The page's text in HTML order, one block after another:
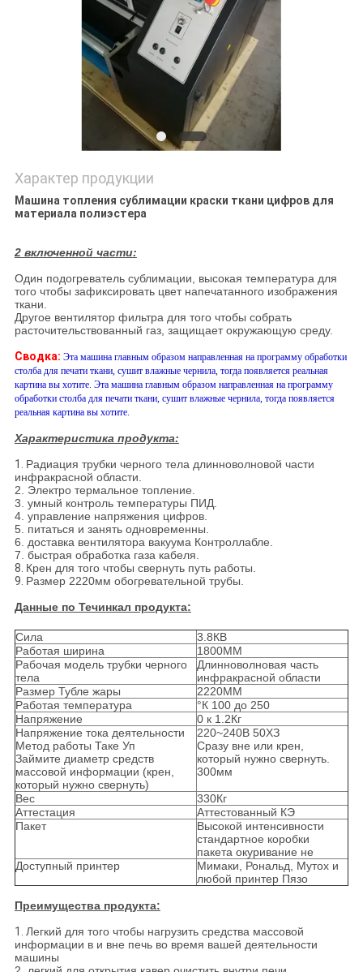
ПОЛИТИКА
КОНФИДЕНЦИАЛЬНОСТИ
Характер продукции
Машина топления сублимации краски ткани цифров для
материала полиэстера
2 включенной части:
Один подогреватель сублимации, высокая температура для
того чтобы зафиксировать цвет напечатанного изображения
ткани.
Другое вентилятор фильтра для того чтобы собрать
расточительствованный газ, защищает окружающую среду.
Сводка: Эта машина главным образом направленная на программу обработки
столба для печати ткани, сушит влажные чернила, тогда появляется реальная
картина вы хотите. Эта машина главным образом направленная на программу
обработки столба для печати ткани, сушит влажные чернила, тогда появляется
реальная картина вы хотите.
Характеристика продукта:
1. Радиация трубки черного тела длинноволновой части
инфракрасной области.
2. Электро термальное топление.
3. умный контроль температуры ПИД.
4. управление напряжения цифров.
5. питаться и занять одновременны.
6. доставка вентилятора вакуума Контроллабле.
7. быстрая обработка газа кабеля.
8. Крен для того чтобы свернуть путь работы.
9. Размер 2220мм обогревательной трубы.
Данные по Течинкал продукта:
Сила
3.8КВ
Работая ширина
1800ММ
Рабочая модель трубки черного
тела
Длинноволновая часть
инфракрасной области
Размер Тубле жары
2220ММ
Работая температура
°К 100 до 250
Напряжение
0 к 1.2Кг
Напряжение тока деятельности
Метод работы Таке Уп
Займите диаметр средств
массовой информации (крен,
который нужно свернуть)
220~240В 50ХЗ
Сразу вне или крен,
который нужно свернуть.
300мм
Вес
330Кг
Аттестация
Аттестованный КЭ
Пакет
Высокой интенсивности
стандартное коробки
пакета окуривание не
Доступный принтер
Мимаки, Рональд, Мутох и
любой принтер Пязо
Преимущества продукта:
1. Легкий для того чтобы нагрузить средства массовой
информации в и вне печь во время вашей деятельности
машины